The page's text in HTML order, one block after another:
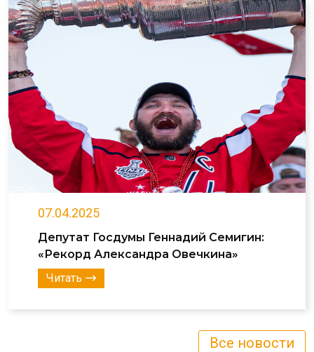
07.04.2025
Депутат Госдумы Геннадий Семигин:
«Рекорд Александра Овечкина»
Читать
Все новости